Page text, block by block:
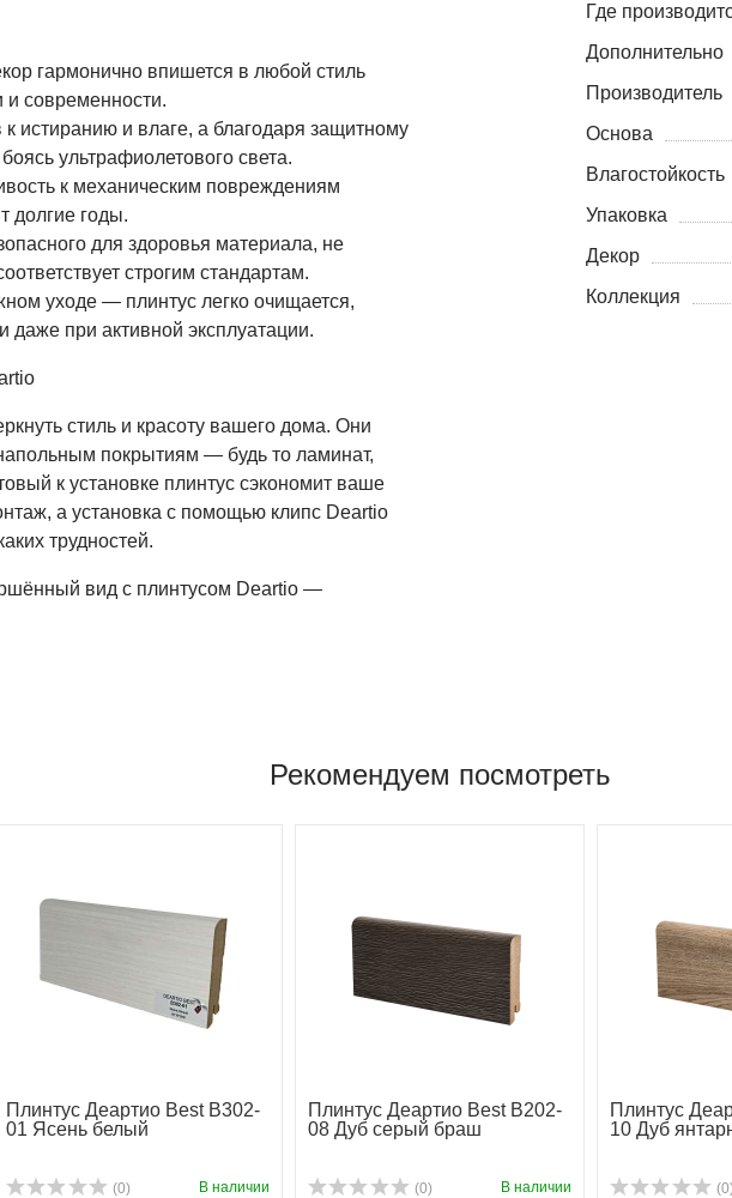
гармонично впишется в любой стиль
и современности.
к истиранию и влаге, а благодаря защитному
ультрафиолетового света.
к механическим повреждениям
долгие годы.
для здоровья материала, не
строгим стандартам.
уходе — плинтус легко очищается,
даже при активной эксплуатации.
стиль и красоту вашего дома. Они
покрытиям — будь то ламинат,
к установке плинтус сэкономит ваше
а установка с помощью клипс Deartio
трудностей.
вид с плинтусом Deartio —
Где
Дополнительно
Производитель
Основа
Влагостойкость
Упаковка
Декор
Коллекция
Рекомендуем посмотреть
Плинтус Деартио Best B302-
01 Ясень белый
(0) В наличии
Плинтус Деартио Best B202-
08 Дуб серый браш
(0) В наличии
Плинтус
10 Дуб